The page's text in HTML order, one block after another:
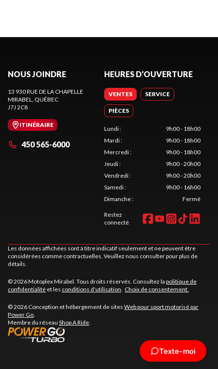
NOUS JOINDRE
13 930 RUE DE LA CHAPELLE
MIRABEL, QUÉBEC
J7J 2C8
ITINÉRAIRE
450 565-6000
HEURES D'OUVERTURE
VENTES SERVICE
PIÈCES
Lundi:
9h00 - 18h00
Mardi:
9h00 - 18h00
Mercredi:
9h00 - 18h00
Jeudi:
9h00 - 20h00
Vendredi:
9h00 - 20h00
Samedi:
9h00 - 16h00
Dimanche: Fermé
Restez
connecté
Les données affichées sont à titre indicatif seulement et ne peuvent être
considérées comme contractuelles. Veuillez nous consulter pour plus de
détails.
© 2026 Motoplex Mirabel. Tous droits réservés. Consultez la politique de
confidentialité et les conditions d'utilisation. Choix de consentement.
© 2026 Conception et hébergement de sites Web pour sport motorisé par
Power Go.
Membre du réseau Shop A Ride.
Texte-moi